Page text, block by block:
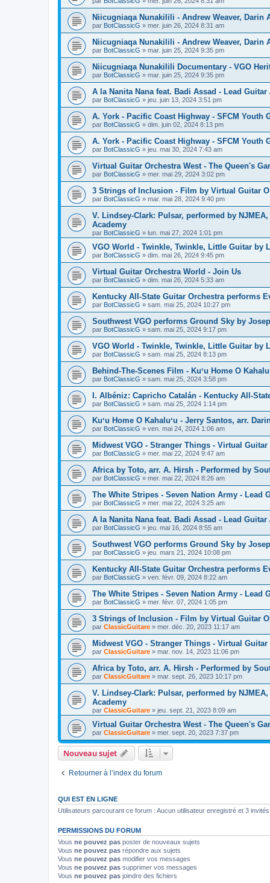
Niicugniaqa Nunakilili - Andrew Weaver, Darin
par BotClassicG » mer. juin 26, 2024 8:31 am
Niicugniaqa Nunakilili - Andrew Weaver, Darin
par BotClassicG » mar. juin 25, 2024 9:35 pm
Niicugniaqa Nunakilili Documentary - VGO
par BotClassicG » mar. juin 25, 2024 9:35 pm
A la Nanita Nana feat. Badi Assad - Lead
par BotClassicG » jeu. juin 13, 2024 3:51 pm
A. York - Pacific Coast Highway - SFCM Youth
par BotClassicG » dim. juin 02, 2024 8:13 pm
A. York - Pacific Coast Highway - SFCM Youth
par BotClassicG » jeu. mai 30, 2024 7:43 am
Virtual Guitar Orchestra West - The Queen's
par BotClassicG » mer. mai 29, 2024 3:02 pm
3 Strings of Inclusion - Film by Virtual Guitar
par BotClassicG » mar. mai 28, 2024 9:40 pm
V. Lindsey-Clark: Pulsar, performed by
Academy
par BotClassicG » lun. mai 27, 2024 1:01 pm
VGO World - Twinkle, Twinkle, Little Guitar by
par BotClassicG » dim. mai 26, 2024 9:45 pm
Virtual Guitar Orchestra World - Join Us
par BotClassicG » dim. mai 26, 2024 5:33 am
Kentucky All-State Guitar Orchestra performs
par BotClassicG » sam. mai 25, 2024 10:27 pm
Southwest VGO performs Ground Sky by
par BotClassicG » sam. mai 25, 2024 9:17 pm
VGO World - Twinkle, Twinkle, Little Guitar by
par BotClassicG » sam. mai 25, 2024 8:13 pm
Behind-The-Scenes Film - Kuʻu Home O
par BotClassicG » sam. mai 25, 2024 3:58 pm
I. Albéniz: Capricho Catalán - Kentucky All-
par BotClassicG » sam. mai 25, 2024 1:14 pm
Kuʻu Home O Kahaluʻu - Jerry Santos, arr.
par BotClassicG » ven. mai 24, 2024 1:06 am
Midwest VGO - Stranger Things - Virtual Guitar
par BotClassicG » mer. mai 22, 2024 9:47 am
Africa by Toto, arr. A. Hirsh - Performed by
par BotClassicG » mer. mai 22, 2024 8:26 am
The White Stripes - Seven Nation Army - Lead
par BotClassicG » mer. mai 22, 2024 3:25 am
A la Nanita Nana feat. Badi Assad - Lead
par BotClassicG » jeu. mai 16, 2024 8:55 am
Southwest VGO performs Ground Sky by
par BotClassicG » jeu. mars 21, 2024 10:08 pm
Kentucky All-State Guitar Orchestra performs
par BotClassicG » ven. févr. 09, 2024 8:22 am
The White Stripes - Seven Nation Army - Lead
par BotClassicG » mer. févr. 07, 2024 1:05 pm
3 Strings of Inclusion - Film by Virtual Guitar
par ClassicGuitare » mer. déc. 20, 2023 11:17 am
Midwest VGO - Stranger Things - Virtual Guitar
par ClassicGuitare » mar. nov. 14, 2023 11:06 pm
Africa by Toto, arr. A. Hirsh - Performed by
par ClassicGuitare » mar. sept. 26, 2023 10:17 pm
V. Lindsey-Clark: Pulsar, performed by
Academy
par ClassicGuitare » jeu. sept. 21, 2023 8:09 am
Virtual Guitar Orchestra West - The Queen's
par ClassicGuitare » mer. sept. 20, 2023 7:37 pm
Nouveau sujet
Retourner à l’index du forum
QUI EST EN LIGNE
Utilisateurs parcourant ce forum : Aucun utilisateur enregistré et 3 invités
PERMISSIONS DU FORUM
Vous ne pouvez pas poster de nouveaux sujets
Vous ne pouvez pas répondre aux sujets
Vous ne pouvez pas modifier vos messages
Vous ne pouvez pas supprimer vos messages
Vous ne pouvez pas joindre des fichiers